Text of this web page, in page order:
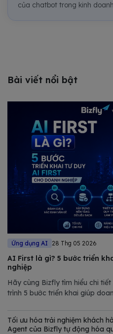
của chatbot trong kinh
Bài viết nổi bật
Ứng dụng AI 28 Thg 05 2026
AI First là gì? 5 bước triển
nghiệp
Hãy cùng Bizfly tìm hiểu chi
trình 5 bước triển khai giúp
đầy biến động.
Tối ưu hóa trải nghiệm khách
Agent của Bizfly tự động hóa